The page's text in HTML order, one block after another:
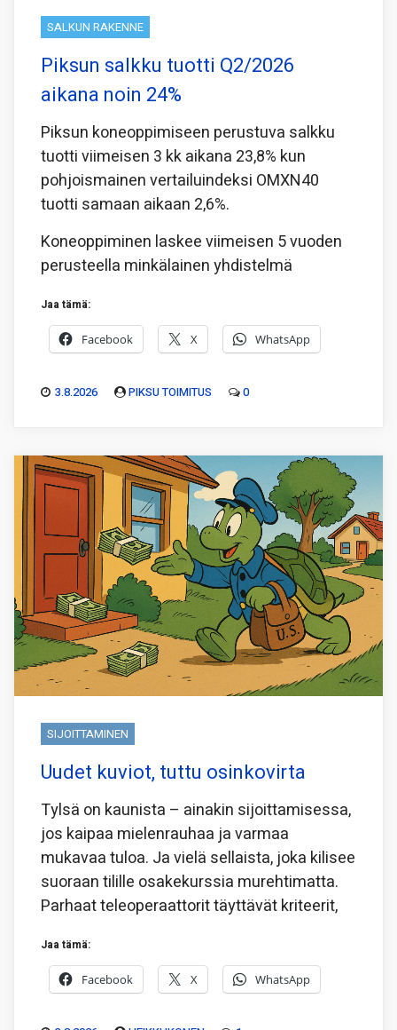
SALKUN RAKENNE
Piksun salkku tuotti Q2/2026
aikana noin 24%
Piksun koneoppimiseen perustuva salkku
tuotti viimeisen 3 kk aikana 23,8% kun
pohjoismainen vertailuindeksi OMXN40
tuotti samaan aikaan 2,6%.
Koneoppiminen laskee viimeisen 5 vuoden
perusteella minkälainen yhdistelmä
Jaa tämä:
Facebook X WhatsApp
3.8.2026 PIKSU TOIMITUS 0
SIJOITTAMINEN
Uudet kuviot, tuttu osinkovirta
Tylsä on kaunista – ainakin sijoittamisessa,
jos kaipaa mielenrauhaa ja varmaa
mukavaa tuloa. Ja vielä sellaista, joka kilisee
suoraan tilille osakekurssia murehtimatta.
Parhaat teleoperaattorit täyttävät kriteerit,
Jaa tämä:
Facebook X WhatsApp